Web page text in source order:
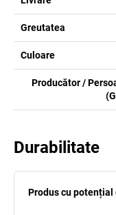
Greutatea
Culoare
Producător /
Durabilitate
Produs cu potențial